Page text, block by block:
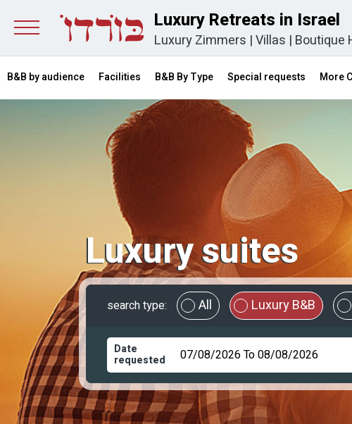
Luxury Retreats in Israel
Luxury Zimmers |Villas | Boutique
B&B by audience Facilities B&B By Type Special requests More
Luxury suites
search type: All Luxury B&B
Date
requested